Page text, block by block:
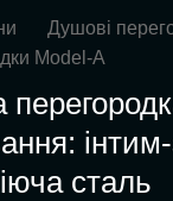
Душові
Model-A
сталь